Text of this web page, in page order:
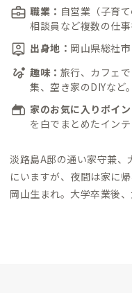
職業： 自営業（子育
相談員など複数の仕事
出身地： 岡山県総社市
趣味： 旅行、カフェ
集、空き家のDIYなど。
家のお気に入りポイン
を白でまとめたイン
淡路島A邸の通い家守兼、
にいますが、夜間は家に
岡山生まれ。大学卒業後
を学ぶため単身カナダへ